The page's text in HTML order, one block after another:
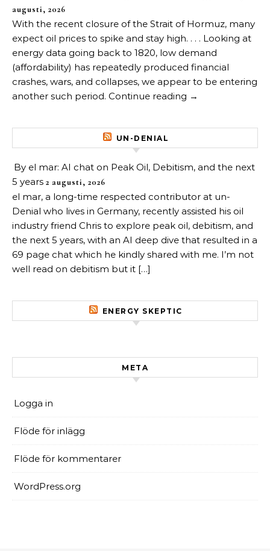
augusti, 2026
With the recent closure of the Strait of Hormuz, many
expect oil prices to spike and stay high. . . . Looking at
energy data going back to 1820, low demand
(affordability) has repeatedly produced financial
crashes, wars, and collapses, we appear to be entering
another such period. Continue reading →
UN-DENIAL
By el mar: AI chat on Peak Oil, Debitism, and the next
5 years 2 augusti, 2026
el mar, a long-time respected contributor at un-
Denial who lives in Germany, recently assisted his oil
industry friend Chris to explore peak oil, debitism, and
the next 5 years, with an AI deep dive that resulted in a
69 page chat which he kindly shared with me. I’m not
well read on debitism but it […]
ENERGY SKEPTIC
META
Logga in
Flöde för inlägg
Flöde för kommentarer
WordPress.org